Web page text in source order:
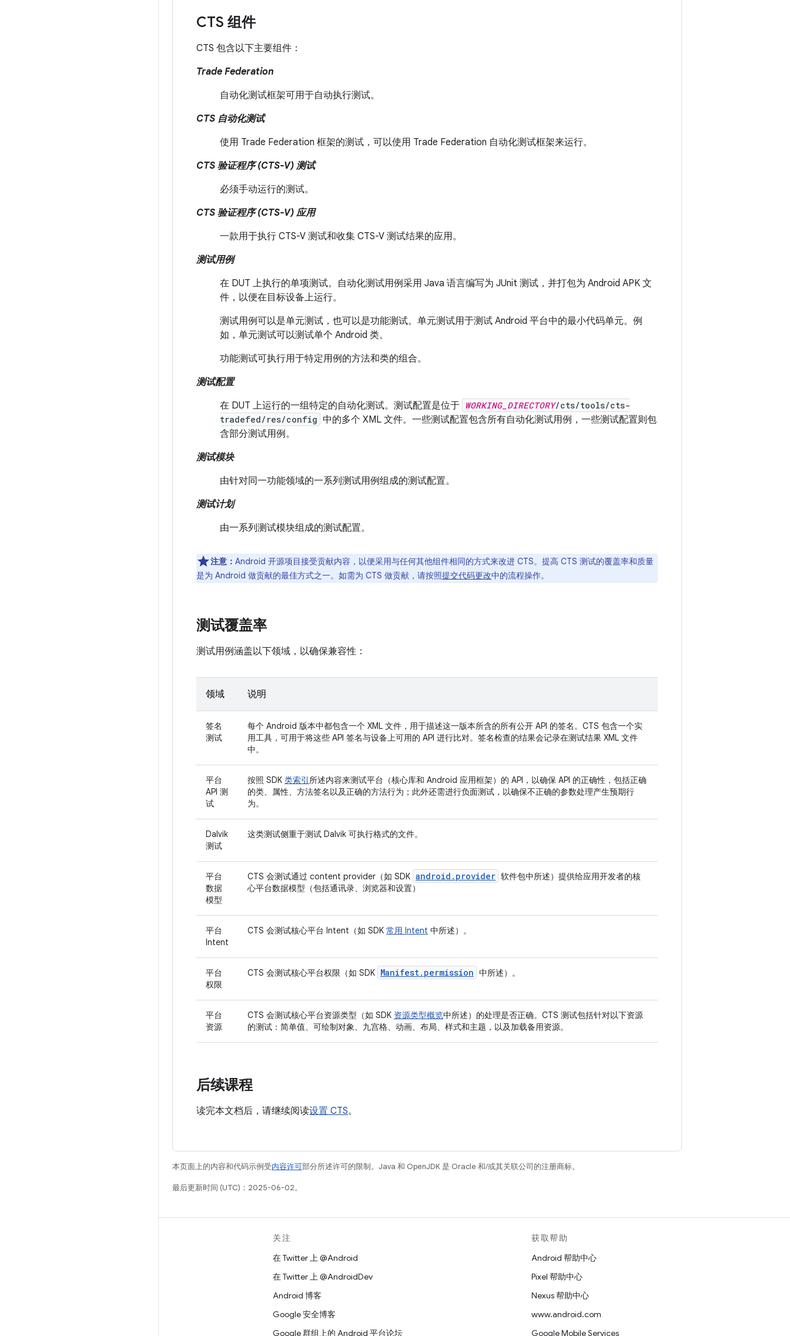
CTS 组件
CTS 包含以下主要组件：
Trade Federation
自动化测试框架可用于自动执行测试。
CTS 自动化测试
使用 Trade Federation 框架的测试，可以使用 Trade Federation 自动化测试框架来运行。
CTS 验证程序 (CTS-V) 测试
必须手动运行的测试。
CTS 验证程序 (CTS-V) 应用
一款用于执行 CTS-V 测试和收集 CTS-V 测试结果的应用。
测试用例
在 DUT 上执行的单项测试。自动化测试用例采用 Java 语言编写为 JUnit 测试，并打包为 Android APK 文
件，以便在目标设备上运行。
测试用例可以是单元测试 ，也可以是功能测试。单元测试用于测试 Android 平台中的最小代码单元。例
如，单元测试可以测试单个 Android 类。
功能测试可执行用于特定用例的方法和类的组合。
测试配置
在 DUT 上运行的一组特定的自动化测试。测试配置是位于 WORKING_DIRECTORY/cts/tools/cts-
tradefed/res/config 中的多个 XML 文件。一些测试配置包含所有自动化测试用例，一些测试配置则包
含部分测试用例。
测试模块
由针对同一功能领域的一系列测试用例组成的测试配置。
测试计划
由一系列测试模块组成的测试配置。
注意： Android 开源项目接受贡献内容，以便采用与任何其他组件相同的方式来改进 CTS。提高 CTS 测试的覆盖率和质量
是为 Android 做贡献的最佳方式之一。如需为 CTS 做贡献，请按照提交代码更改中的流程操作。
测试覆盖率
测试用例涵盖以下领域，以确保兼容性：
领域 说明
签名
测试
每个 Android 版本中都包含一个 XML 文件，用于描述这一版本所含的所有公开 API 的签名。CTS 包含一个实
用工具，可用于将这些 API 签名与设备上可用的 API 进行比对。签名检查的结果会记录在测试结果 XML 文件
中。
平台
API 测
试
按照 SDK 类索引 所述内容来测试平台（核心库和 Android 应用框架）的 API，以确保 API 的正确性，包括正确
的类、属性、方法签名以及正确的方法行为；此外还需进行负面测试，以确保不正确的参数处理产生预期行
为。
Dalvik
测试
这类测试侧重于测试 Dalvik 可执行格式的文件。
平台
数据
模型
CTS 会测试通过 content provider（如 SDK android.provider 软件包中所述）提供给应用开发者的核
心平台数据模型（包括通讯录、浏览器和设置）
平台
Intent
CTS 会测试核心平台 Intent（如 SDK 常用 Intent 中所述）。
平台
权限
CTS 会测试核心平台权限（如 SDK Manifest.permission 中所述）。
平台
资源
CTS 会测试核心平台资源类型（如 SDK 资源类型概览中所述）的处理是否正确。CTS 测试包括针对以下资源
的测试：简单值、可绘制对象、九宫格、动画、布局、样式和主题，以及加载备用资源。
后续课程
读完本文档后，请继续阅读设置 CTS。
本页面上的内容和代码示例受内容许可部分所述许可的限制。Java 和 OpenJDK 是 Oracle 和/或其关联公司的注册商标。
最后更新时间 (UTC)：2025-06-02。
关注
在 Twitter 上 @Android
在 Twitter 上 @AndroidDev
Android 博客
Google 安全博客
Google 群组上的 Android 平台论坛
获取帮助
Android 帮助中心
Pixel 帮助中心
Nexus 帮助中心
www.android.com
Google Mobile Services